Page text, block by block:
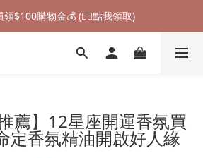
$100購物金💰 (👉🏻點我領取)
$100購物金💰 (👉🏻點我領取)
禮物❤85折起 (👉🏻點我探索)
薦】12星座開運香氛買
定香氛精油開啟好人緣